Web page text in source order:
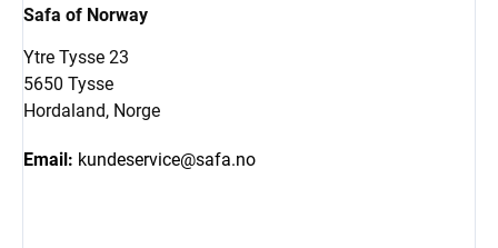
Safa of Norway
Ytre Tysse 23
5650 Tysse
Hordaland, Norge
Email: kundeservice@safa.no